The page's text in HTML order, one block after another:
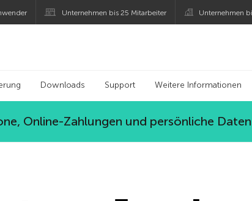
Unternehmen bis 25 Mitarbeiter Unternehmen
Downloads Support Weitere Informationen
Online-Zahlungen und persönliche